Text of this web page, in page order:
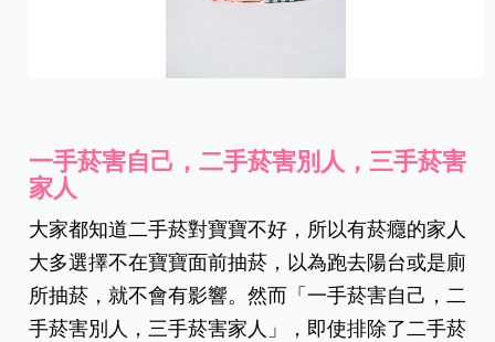
一手菸害自己，二手菸害別人，三手菸害
家人
大家都知道二手菸對寶寶不好，所以有菸癮的家人
大多選擇不在寶寶面前抽菸，以為跑去陽台或是廁
所抽菸，就不會有影響。然而「一手菸害自己，二
手菸害別人，三手菸害家人」，即使排除了二手菸